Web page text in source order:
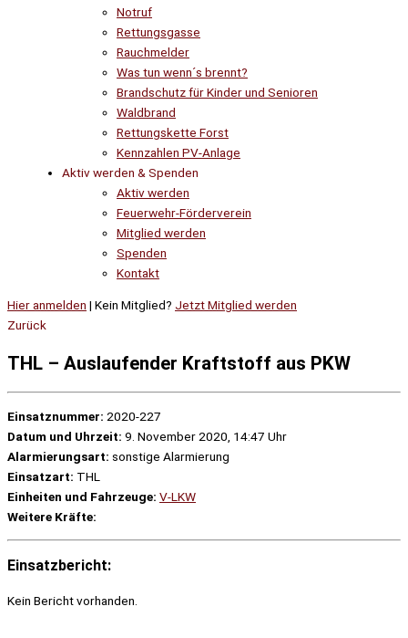
Notruf
Rettungsgasse
Rauchmelder
Was tun wenn´s brennt?
Brandschutz für Kinder und Senioren
Waldbrand
Rettungskette Forst
Kennzahlen PV-Anlage
Aktiv werden & Spenden
Aktiv werden
Feuerwehr-Förderverein
Mitglied werden
Spenden
Kontakt
Hier anmelden | Kein Mitglied? Jetzt Mitglied werden
Zurück
THL – Auslaufender Kraftstoff aus PKW
Einsatznummer: 2020-227
Datum und Uhrzeit: 9. November 2020, 14:47 Uhr
Alarmierungsart: sonstige Alarmierung
Einsatzart: THL
Einheiten und Fahrzeuge: V-LKW
Weitere Kräfte:
Einsatzbericht:
Kein Bericht vorhanden.